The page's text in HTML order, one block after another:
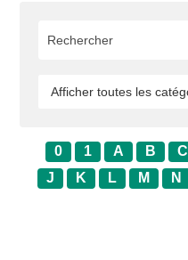
0 1 A B C
J
K L M N